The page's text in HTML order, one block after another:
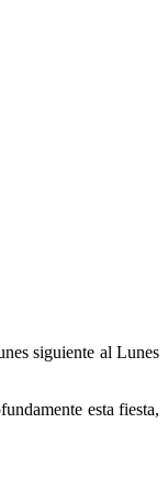
siguiente al Lunes
esta fiesta,